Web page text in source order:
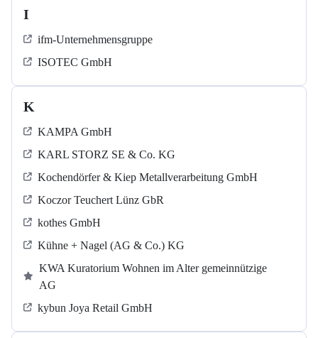
I
ifm-Unternehmensgruppe
ISOTEC GmbH
K
KAMPA GmbH
KARL STORZ SE & Co. KG
Kochendörfer & Kiep Metallverarbeitung GmbH
Koczor Teuchert Lünz GbR
kothes GmbH
Kühne + Nagel (AG & Co.) KG
KWA Kuratorium Wohnen im Alter gemeinnützige
AG
kybun Joya Retail GmbH